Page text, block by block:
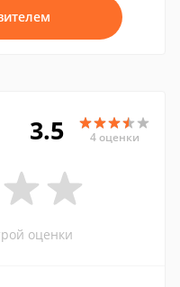
3.5 4 оценки
оценки